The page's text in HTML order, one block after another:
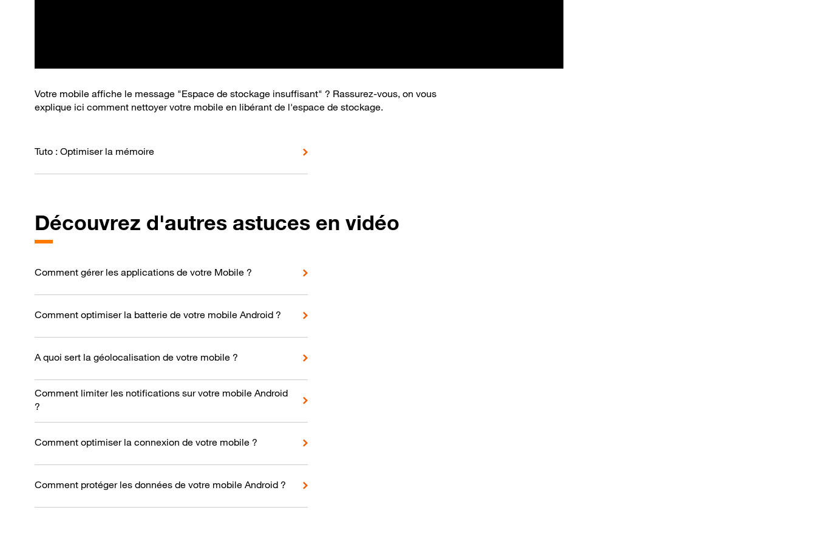
Votre mobile affiche le message "Espace de stockage insuffisant" ? Rassurez-vous, on vous
explique ici comment nettoyer votre mobile en libérant de l'espace de stockage.
Tuto : Optimiser la mémoire
Découvrez d'autres astuces en vidéo
Comment gérer les applications de votre Mobile ?
Comment optimiser la batterie de votre mobile Android ?
A quoi sert la géolocalisation de votre mobile ?
Comment limiter les notifications sur votre mobile Android
?
Comment optimiser la connexion de votre mobile ?
Comment protéger les données de votre mobile Android ?